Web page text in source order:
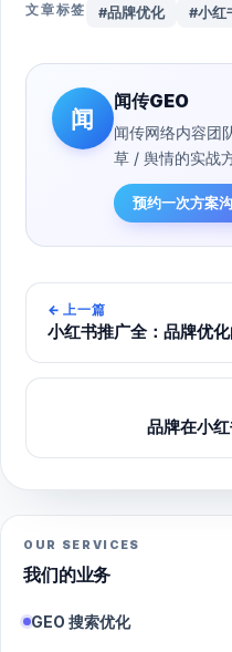
文章标签 #品牌优化 #小红
闻
闻传GEO
闻传网络内容团
草 / 舆情的实战
预约一次方案
← 上一篇
小红书推广全：品牌优
品牌在小
OUR SERVICES
我们的业务
GEO 搜索优化